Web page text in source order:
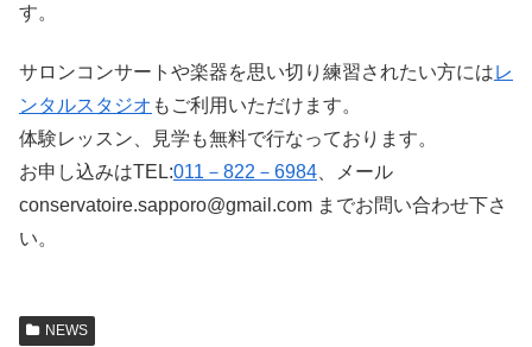
す。
サロンコンサートや楽器を思い切り練習されたい方にはレ
ンタルスタジオ もご利用いただけます。
体験レッスン、見学も無料で行なっております。
お申し込みはTEL:011－822－6984 、メール
conservatoire.sapporo@gmail.com までお問い合わせ下さ
い。
NEWS